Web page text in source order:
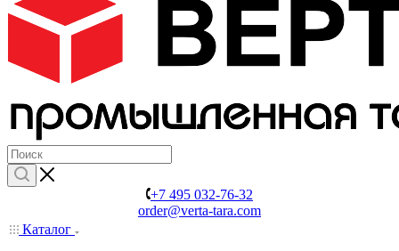
+7 495 032-76-32
order@verta-tara.com
Каталог